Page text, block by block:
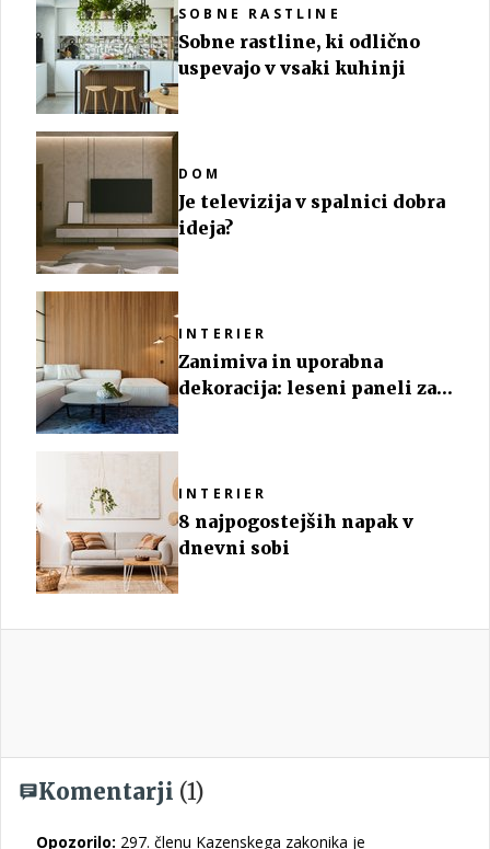
SOBNE RASTLINE
Sobne rastline, ki odlično
uspevajo v vsaki kuhinji
DOM
Je televizija v spalnici dobra
ideja?
INTERIER
Zanimiva in uporabna
dekoracija: leseni paneli za
INTERIER
8 najpogostejših napak v
dnevni sobi
Komentarji (1)
Opozorilo: 297. členu Kazenskega zakonika je